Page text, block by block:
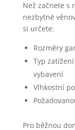
Než začnete s
nezbytné
si určete:
Rozměry
Typ
vybavení
Vlhkostní
Pro běžnou